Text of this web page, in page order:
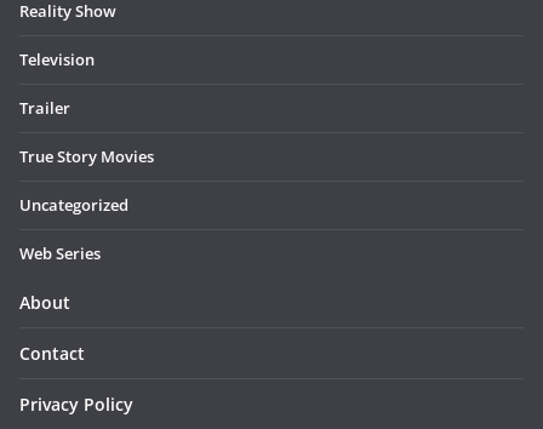
Reality Show
Television
Trailer
True Story Movies
Uncategorized
Web Series
About
Contact
Privacy Policy